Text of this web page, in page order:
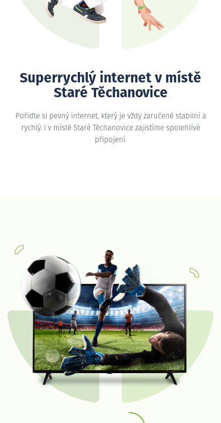
Superrychlý internet v místě
Staré Těchanovice
Pořiďte si pevný internet, který je vždy zaručeně stabilní a
rychlý. I v místě Staré Těchanovice zajistíme spolehlivé
připojení.